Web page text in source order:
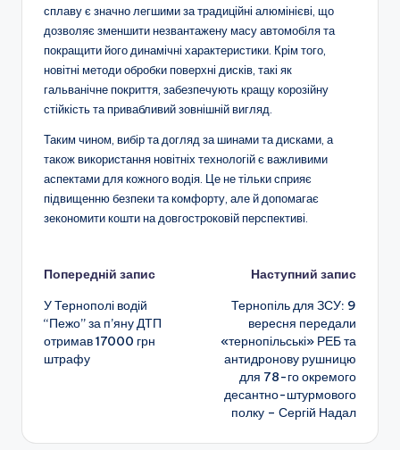
сплаву є значно легшими за традиційні алюмінієві, що
дозволяє зменшити незвантажену масу автомобіля та
покращити його динамічні характеристики. Крім того,
новітні методи обробки поверхні дисків, такі як
гальванічне покриття, забезпечують кращу корозійну
стійкість та привабливий зовнішній вигляд.
Таким чином, вибір та догляд за шинами та дисками, а
також використання новітніх технологій є важливими
аспектами для кожного водія. Це не тільки сприяє
підвищенню безпеки та комфорту, але й допомагає
зекономити кошти на довгостроковій перспективі.
Навігація
по
запису
Попередній запис
У Тернополі водій
“Пежо” за п’яну ДТП
отримав 17000 грн
штрафу
Наступний запис
Тернопіль для ЗСУ: 9
вересня передали
«тернопільські» РЕБ та
антидронову рушницю
для 78-го окремого
десантно-штурмового
полку – Сергій Надал